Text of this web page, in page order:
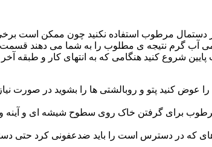
از دستمال مرطوب استفاده نکنید چون ممکن است
آب گرم نتیجه ی مطلوب را به شما می دهند قسمت
پایین شروع کنید هنگامی که به انتهای کار و
کنید پتو و روبالشتی ها را بشوید در صورت نیاز
مرطوب برای گرفتن خاک روی سطوح شیشه ای و
در دسترس است را باید ضدعفونی کرد حتی